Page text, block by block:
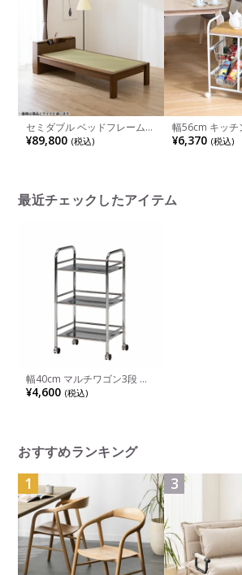
セミダブル ベッドフレーム
スミカ 畳ベッド 棚付き LED
照明 高さ調節可能 すのこ 国
¥89,800 (税込)
幅56cm キッチ
チン収納・キッ
¥6,370 (税込)
最近チェックしたアイテム
幅40cm マルチワゴン3段 ク
ロム/クロム キッチン収納・
キッチンワゴン
¥4,600 (税込)
おすすめランキング
1 3